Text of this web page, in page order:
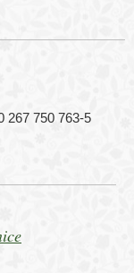
267 750 763-5